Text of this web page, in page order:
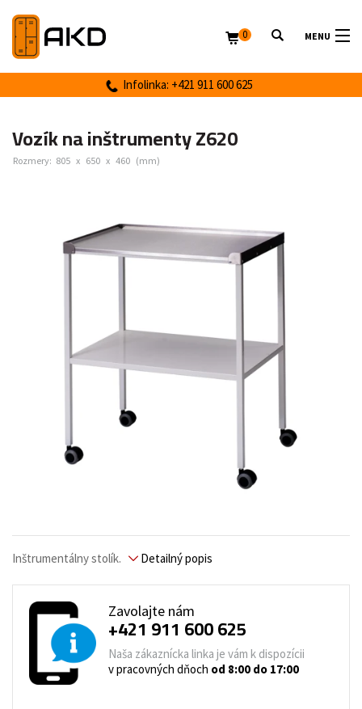
MENU
Infolinka: +421 911 600 625
0
Vozík na inštrumenty Z620
Rozmery: 805 x 650 x 460 (mm)
Inštrumentálny stolík. Detailný popis
Zavolajte nám
+421 911 600 625
Naša zákaznícka linka je vám k dispozícii
v pracovných dňoch od 8:00 do 17:00